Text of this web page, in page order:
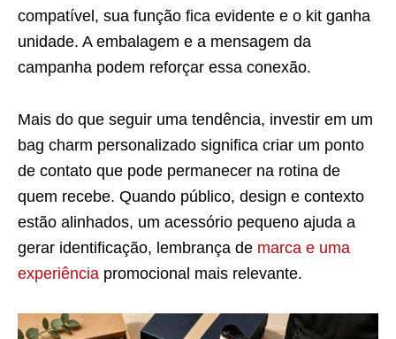
compatível, sua função fica evidente e o kit ganha
unidade. A embalagem e a mensagem da
campanha podem reforçar essa conexão.
Mais do que seguir uma tendência, investir em um
bag charm personalizado significa criar um ponto
de contato que pode permanecer na rotina de
quem recebe. Quando público, design e contexto
estão alinhados, um acessório pequeno ajuda a
gerar identificação, lembrança de marca e uma
experiência promocional mais relevante.